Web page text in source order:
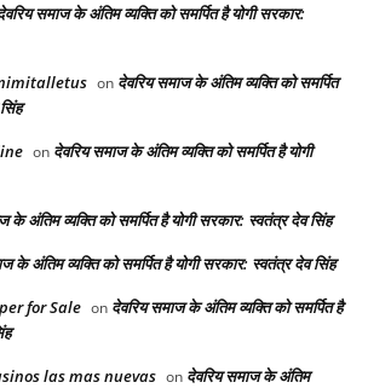
समाज के अंतिम व्यक्ति को समर्पित है योगी सरकार:
on देवरिय समाज के अंतिम व्यक्ति को समर्पित
on देवरिय समाज के अंतिम व्यक्ति को समर्पित है योगी
के अंतिम व्यक्ति को समर्पित है योगी सरकार: स्वतंत्र देव सिंह
के अंतिम व्यक्ति को समर्पित है योगी सरकार: स्वतंत्र देव सिंह
for Sale on देवरिय समाज के अंतिम व्यक्ति को समर्पित है
las mas nuevas on देवरिय समाज के अंतिम